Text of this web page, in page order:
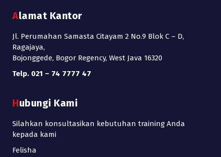
Alamat Kantor
Jl. Perumahan Samasta Citayam 2 No.9 Blok C – D,
Ragajaya,
Bojonggede, Bogor Regency, West Java 16320
Telp. 021 – 74 7777 47
Hubungi Kami
Silahkan konsultasikan kebutuhan training Anda
kepada kami
Felisha